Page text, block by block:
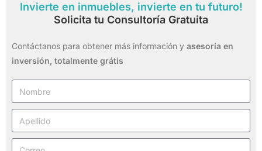
Invierte en inmuebles, invierte en tu futuro!
Solicita tu Consultoría Gratuita
Contáctanos para obtener más información y asesoría en
inversión, totalmente grátis